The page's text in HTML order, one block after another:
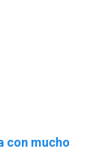
con mucho